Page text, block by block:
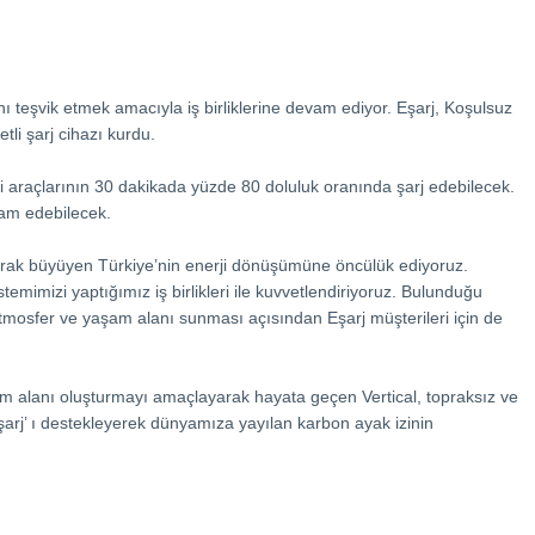
teşvik etmek amacıyla iş birliklerine devam ediyor. Eşarj, Koşulsuz
şarj cihazı kurdu.
30 dakikada yüzde 80 doluluk oranında şarj edebilecek.
edebilecek.
büyüyen Türkiye’nin enerji dönüşümüne öncülük ediyoruz.
yaptığımız iş birlikleri ile kuvvetlendiriyoruz. Bulunduğu
ve yaşam alanı sunması açısından Eşarj müşterileri için de
oluşturmayı amaçlayarak hayata geçen Vertical, topraksız ve
ı destekleyerek dünyamıza yayılan karbon ayak izinin